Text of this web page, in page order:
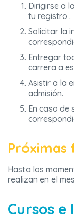
Dirigirse a la
tu registro .
Solicitar la
Entregar
carrera a
Asistir a la
admisión.
En caso de
Próximas
Hasta los
realizan en el
Cursos e